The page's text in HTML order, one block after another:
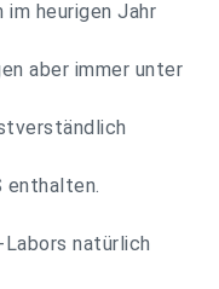
heurigen Jahr
aber immer unter
enthalten.
natürlich